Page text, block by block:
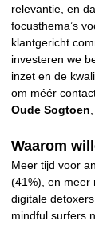
relevantie, en
focusthema’s
klantgericht
investeren we
inzet en de
om méér
Oude Sogtoen
Waarom
Meer tijd voor
(41%), en meer
digitale
mindful surfers